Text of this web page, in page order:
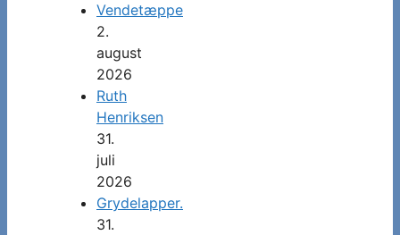
Vendetæppe
2.
august
2026
Ruth
Henriksen
31.
juli
2026
Grydelapper.
31.